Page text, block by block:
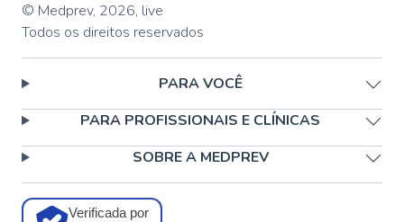
© Medprev, 2026, live
Todos os direitos reservados
PARA VOCÊ
PARA PROFISSIONAIS E CLÍNICAS
SOBRE A MEDPREV
Verificada por